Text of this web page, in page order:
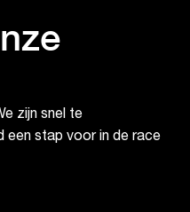
zijn snel te
een stap voor in de race